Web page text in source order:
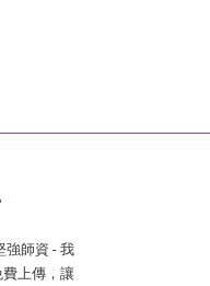
強師資 - 我
上傳，讓